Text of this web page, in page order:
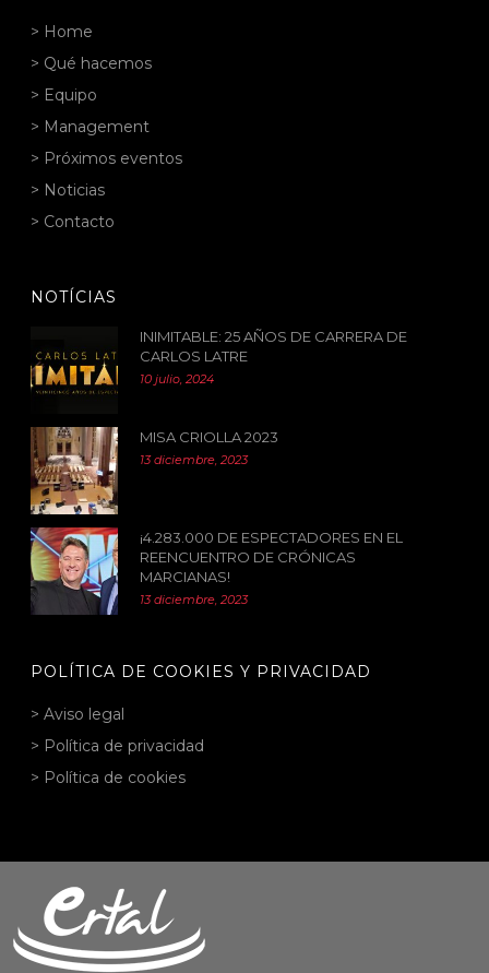
> Home
> Qué hacemos
> Equipo
> Management
> Próximos eventos
> Noticias
> Contacto
NOTÍCIAS
INIMITABLE: 25 AÑOS DE CARRERA DE
CARLOS LATRE
10 julio, 2024
MISA CRIOLLA 2023
13 diciembre, 2023
¡4.283.000 DE ESPECTADORES EN EL
REENCUENTRO DE CRÓNICAS
MARCIANAS!
13 diciembre, 2023
POLÍTICA DE COOKIES Y PRIVACIDAD
> Aviso legal
> Política de privacidad
> Política de cookies